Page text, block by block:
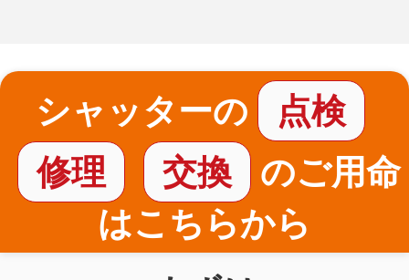
シャッターの
点検
修理
交換
のご用命
はこちらから